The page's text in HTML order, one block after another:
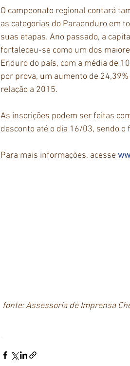
O campeonato regional contará
as categorias do Paraenduro em
suas etapas. Ano passado, a
fortaleceu-se como um dos
Enduro do país, com a média de
por prova, um aumento de 24,39%
relação a 2015.
As inscrições podem ser feitas
desconto até o dia 16/03, sendo
Para mais informações, acesse
fonte: Assessoria de Imprensa